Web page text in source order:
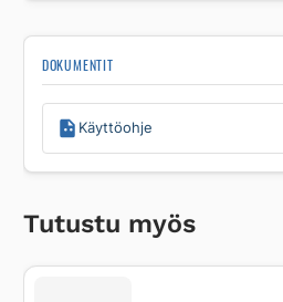
DOKUMENTIT
Käyttöohje
Tutustu myös